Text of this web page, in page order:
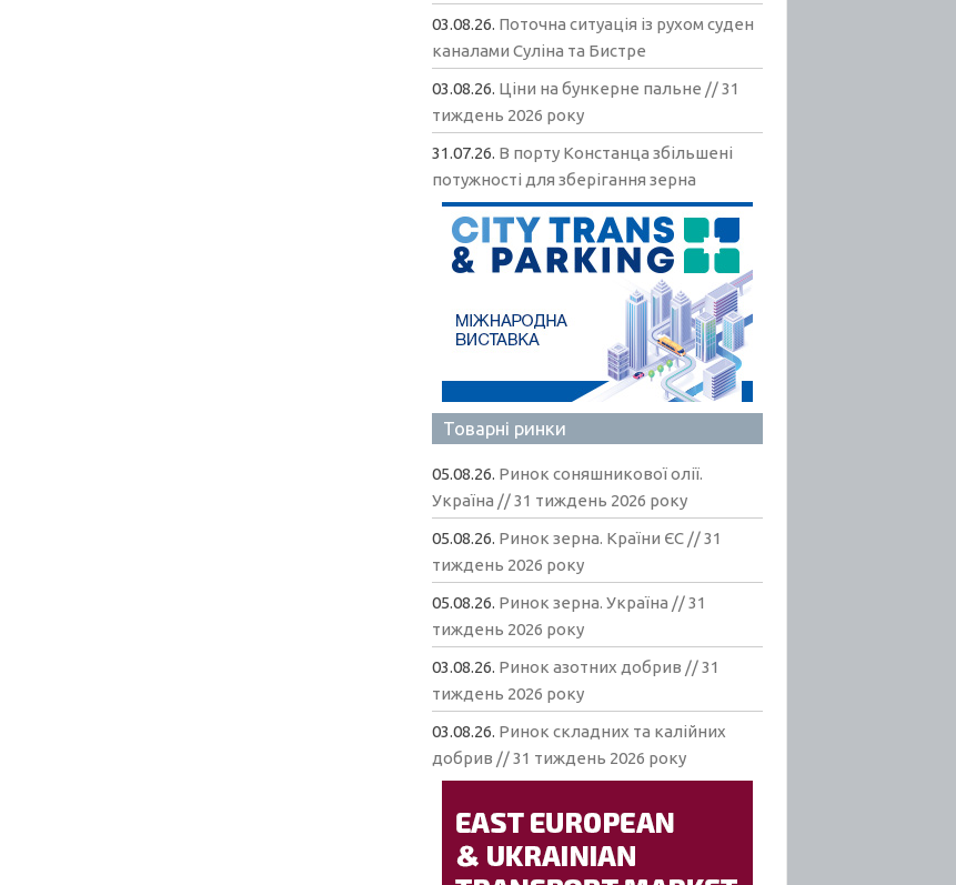
03.08.26. Поточна ситуація із рухом суден
каналами Суліна та Бистре
03.08.26. Ціни на бункерне пальне // 31
тиждень 2026 року
31.07.26. В порту Констанца збільшені
потужності для зберігання зерна
Товарні ринки
05.08.26. Ринок соняшникової олії.
Україна // 31 тиждень 2026 року
05.08.26. Ринок зерна. Країни ЄС // 31
тиждень 2026 року
05.08.26. Ринок зерна. Україна // 31
тиждень 2026 року
03.08.26. Ринок азотних добрив // 31
тиждень 2026 року
03.08.26. Ринок складних та калійних
добрив // 31 тиждень 2026 року